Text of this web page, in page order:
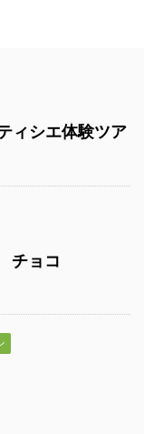
シエ体験ツア
チョコ